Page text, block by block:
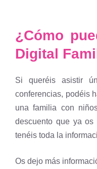
¿Cómo
Digital
Si queréis asistir
conferencias, podéis
una familia con
descuento que ya os
tenéis toda la
Os dejo más